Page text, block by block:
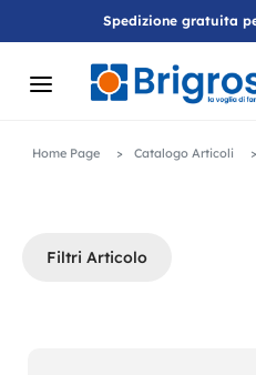
Spedizione gratuita
Home Page Catalogo Articoli
Filtri Articolo